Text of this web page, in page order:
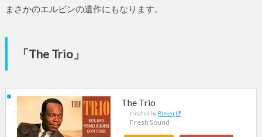
まさかのエルビンの遺作にもなります。
「The Trio」
The Trio
created by Rinker
Fresh Sound